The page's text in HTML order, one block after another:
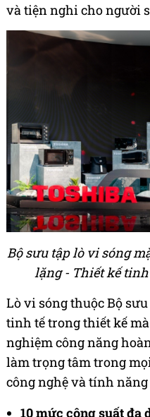
và tiện nghi cho người
Bộ sưu tập lò vi sóng
lặng - Thiết kế
Lò vi sóng thuộc Bộ
tinh tế trong thiết kế
nghiệm công năng
làm trọng tâm trong
công nghệ và tính
10 mức công suất đa